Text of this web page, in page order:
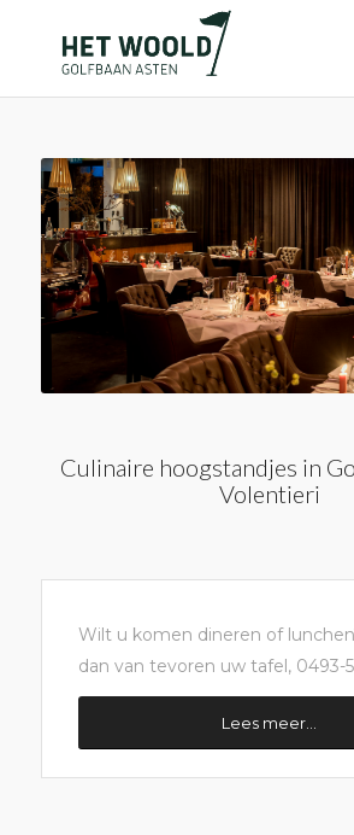
Culinaire hoogstandjes in
Volentieri
Wilt u komen dineren of
dan van tevoren uw tafel, 0493-
Lees meer...